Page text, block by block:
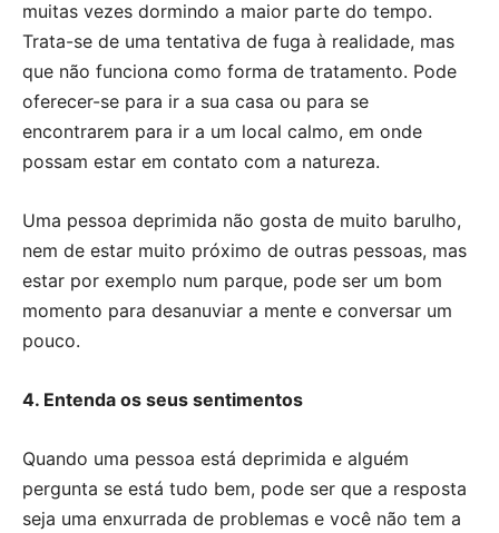
muitas vezes dormindo a maior parte do tempo.
Trata-se de uma tentativa de fuga à realidade, mas
que não funciona como forma de tratamento. Pode
oferecer-se para ir a sua casa ou para se
encontrarem para ir a um local calmo, em onde
possam estar em contato com a natureza.
Uma pessoa deprimida não gosta de muito barulho,
nem de estar muito próximo de outras pessoas, mas
estar por exemplo num parque, pode ser um bom
momento para desanuviar a mente e conversar um
pouco.
4. Entenda os seus sentimentos
Quando uma pessoa está deprimida e alguém
pergunta se está tudo bem, pode ser que a resposta
seja uma enxurrada de problemas e você não tem a